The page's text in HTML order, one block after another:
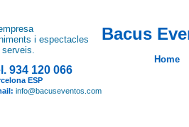
Bacus
Home
934 120 066
ESP
info@bacuseventos.com